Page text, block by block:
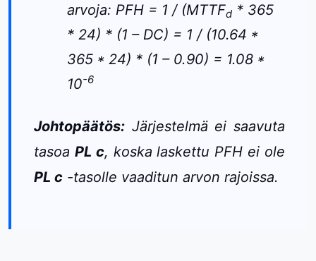
arvoja: PFH = 1 / (MTTFd * 365
* 24) * (1 – DC) = 1 / (10.64 *
365 * 24) * (1 – 0.90) = 1.08 *
10-6
Johtopäätös: Järjestelmä ei saavuta
tasoa PL c, koska laskettu PFH ei ole
PL c -tasolle vaaditun arvon rajoissa.